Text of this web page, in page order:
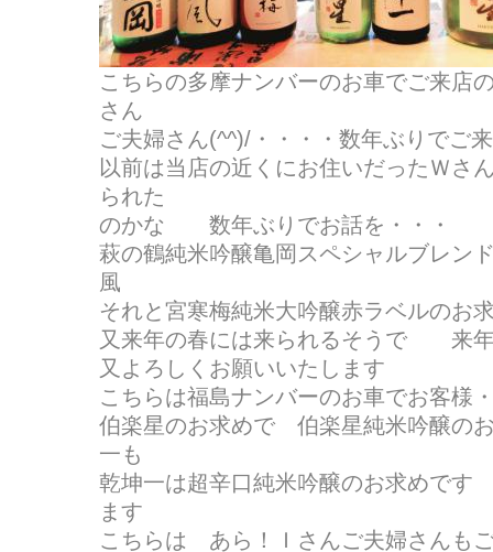
こちらの多摩ナンバーのお車でご来
さん
ご夫婦さん(^^)/・・・・数年ぶりでご
以前は当店の近くにお住いだったＷ
られた
のかな 数年ぶりでお話を・・・
萩の鶴純米吟醸亀岡スペシャルブレン
風
それと宮寒梅純米大吟醸赤ラベルのお
又来年の春には来られるそうで 来
又よろしくお願いいたします
こちらは福島ナンバーのお車でお客様
伯楽星のお求めで 伯楽星純米吟醸
一も
乾坤一は超辛口純米吟醸のお求めです
ます
こちらは あら！Ｉさんご夫婦さんも